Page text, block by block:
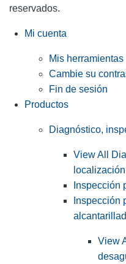
reservados.
Mi cuenta
Mis herramientas
Cambie su
Fin de sesión
Productos
Diagnóstico,
View All
localización
Inspección
Inspección
View